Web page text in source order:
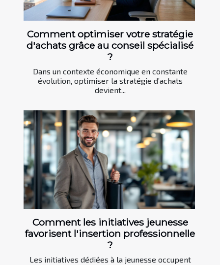
Comment optimiser votre stratégie
d'achats grâce au conseil spécialisé
?
Dans un contexte économique en constante
évolution, optimiser la stratégie d’achats
devient...
Comment les initiatives jeunesse
favorisent l'insertion professionnelle
?
Les initiatives dédiées à la jeunesse occupent